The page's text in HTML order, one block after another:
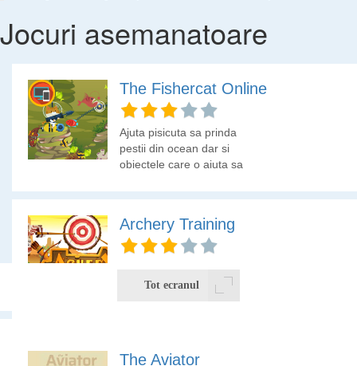
Jocuri asemanatoare
The Fishercat Online
Ajuta pisicuta sa prinda
pestii din ocean dar si
obiectele care o ajuta sa
Archery Training
Daca iti plac jocurile de
indemanare, aici e locul
potrivit sa iti verifici
The Aviator
Tot ecranul
Apasa butonul de la mouse pentru a ridica elicopterul si lasa-